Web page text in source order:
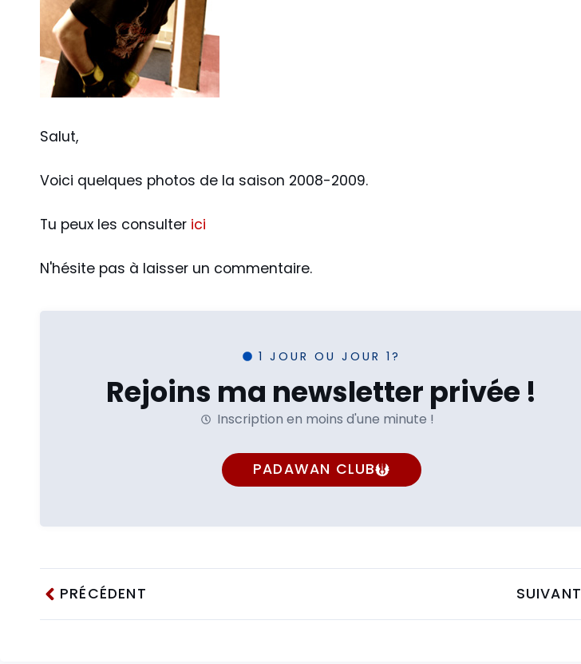
Salut,
Voici quelques photos de la saison 2008-2009.
Tu peux les consulter ici
N'hésite pas à laisser un commentaire.
1 JOUR OU JOUR 1?
Rejoins ma newsletter privée !
Inscription en moins d'une minute !
PADAWAN CLUB
PRÉCÉDENT SUIVANT